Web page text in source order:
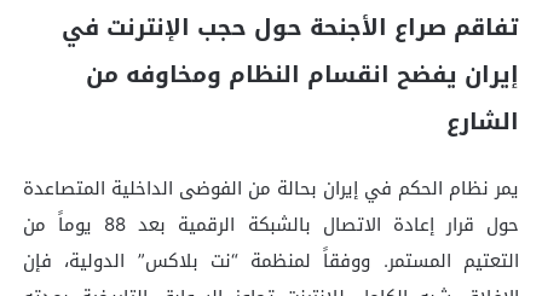
تفاقم صراع الأجنحة حول حجب الإنترنت في
إيران يفضح انقسام النظام ومخاوفه من
الشارع
يمر نظام الحكم في إيران بحالة من الفوضى الداخلية المتصاعدة
حول قرار إعادة الاتصال بالشبكة الرقمية بعد 88 يوماً من
التعتيم المستمر. ووفقاً لمنظمة “نت بلاكس” الدولية، فإن